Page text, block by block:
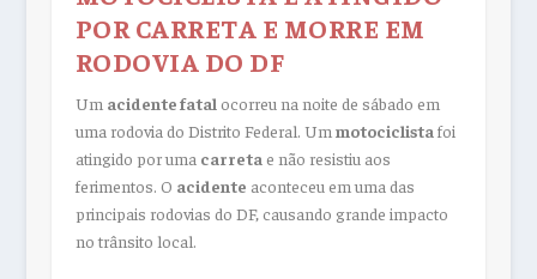
POR CARRETA E MORRE EM
RODOVIA DO DF
Um acidente fatal ocorreu na noite de sábado em
uma rodovia do Distrito Federal. Um motociclista foi
atingido por uma carreta e não resistiu aos
ferimentos. O acidente aconteceu em uma das
principais rodovias do DF, causando grande impacto
no trânsito local.